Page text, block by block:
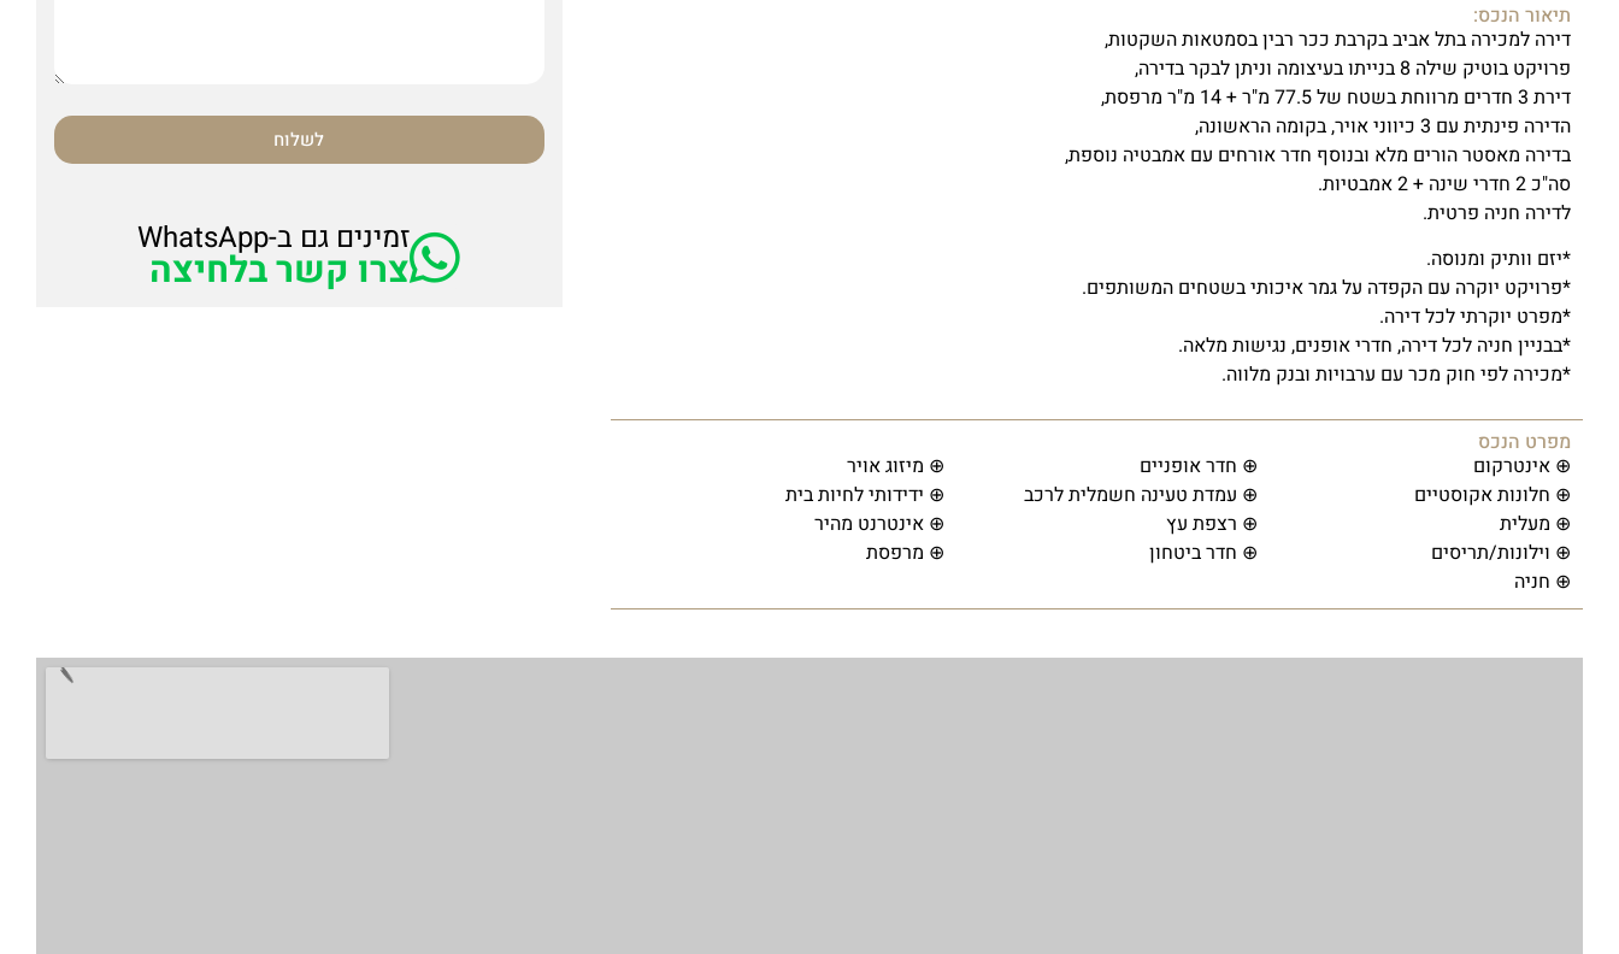
תיאור הנכס:
דירה למכירה בתל אביב בקרבת ככר רבין בסמטאות השקטות,
פרויקט בוטיק שילה 8 בנייתו בעיצומה וניתן לבקר בדירה,
דירת 3 חדרים מרווחת בשטח של 77.5 מ"ר + 14 מ"ר מרפסת,
הדירה פינתית עם 3 כיווני אויר, בקומה הראשונה,
בדירה מאסטר הורים מלא ובנוסף חדר אורחים עם אמבטיה נוספת,
סה"כ 2 חדרי שינה + 2 אמבטיות.
לדירה חניה פרטית.
*יזם וותיק ומנוסה.
*פרויקט יוקרה עם הקפדה על גמר איכותי בשטחים המשותפים.
*מפרט יוקרתי לכל דירה.
*בבניין חניה לכל דירה, חדרי אופנים, נגישות מלאה.
*מכירה לפי חוק מכר עם ערבויות ובנק מלווה.
מפרט הנכס
⊕ אינטרקום
⊕ חדר אופניים
⊕ מיזוג אויר
⊕ חלונות אקוסטיים
⊕ עמדת טעינה חשמלית לרכב
⊕ ידידותי לחיות בית
⊕ מעלית
⊕ רצפת עץ
⊕ אינטרנט מהיר
⊕ וילונות/תריסים
⊕ חדר ביטחון
⊕ מרפסת
⊕ חניה
לשלוח
זמינים גם ב-WhatsApp
צרו קשר בלחיצה